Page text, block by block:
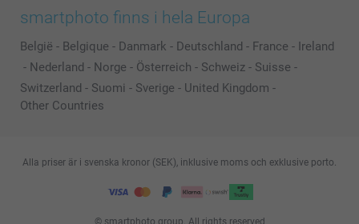
smartphoto finns i hela Europa
België - Belgique - Danmark - Deutschland - France - Ireland
- Nederland - Norge - Österreich - Schweiz - Suisse -
Switzerland - Suomi - Sverige - United Kingdom -
Other Countries
Alla priser är i svenska kronor (SEK), inklusive moms och exklusive porto.